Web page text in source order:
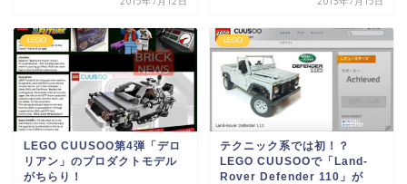
LEGO
LEGO CUUSOO第4弾「デロ
リアン」のプロダクトモデル
がちらり！
LEGO
テクニック系では初！？
LEGO CUUSOOで「Land-
Rover Defender 110」が